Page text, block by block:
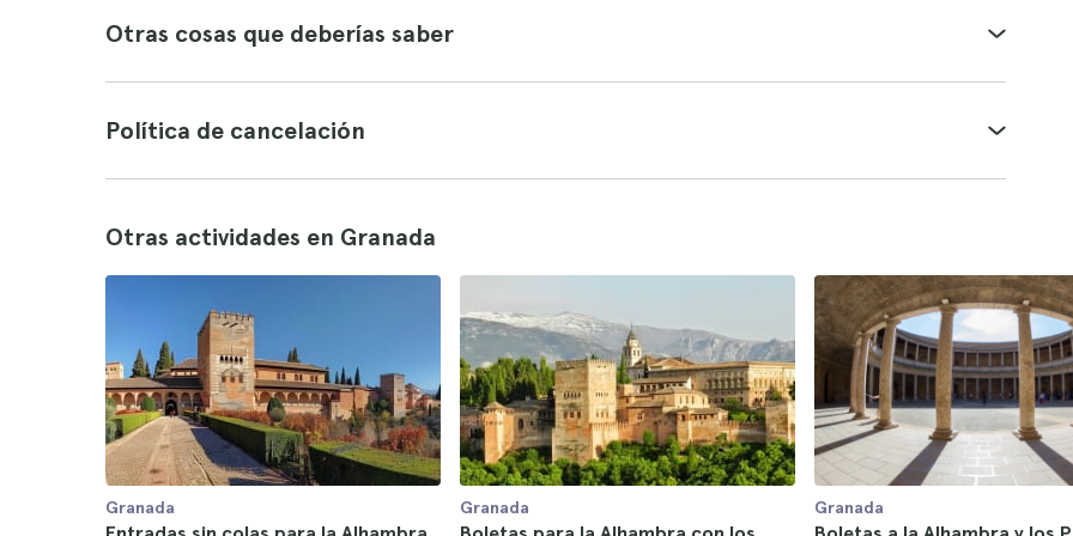
Otras cosas que deberías saber
Política de cancelación
Otras actividades en Granada
Granada Granada Granada